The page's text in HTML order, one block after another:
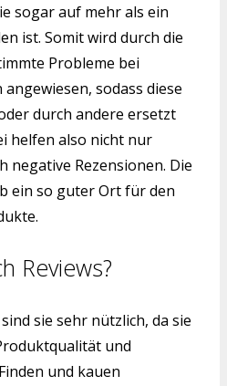
sogar auf mehr als ein
ist. Somit wird durch die
Probleme bei
sodass diese
durch andere ersetzt
helfen also nicht nur
negative Rezensionen. Die
ein so guter Ort für den
Reviews?
sie sehr nützlich, da sie
und
und kauen